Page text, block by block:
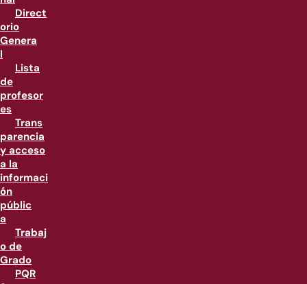
Direct
orio
Genera
l
Lista
de
profesor
es
Trans
parencia
y acceso
a la
informaci
ón
públic
a
Trabaj
o de
Grado
PQR